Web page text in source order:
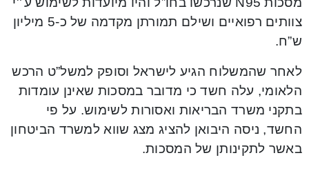
צוותים רפואיים ושילם תמורתן מקדמה של כ-5 מיליון
ש”ח.
לאחר שהמשלוח הגיע לישראל וסופק למשל”ט הרכש
הלאומי, עלה חשד כי מדובר במסכות שאינן עומדות
בתקני משרד הבריאות ואסורות לשימוש. על פי
החשד, ניסה היבואן להציג מצג שווא למשרד הביטחון
באשר לתקינותן של המסכות.